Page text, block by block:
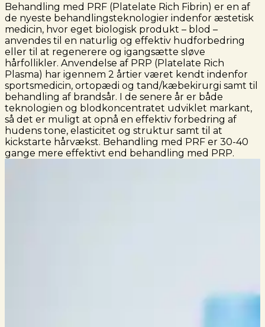
Behandling med PRF (Platelate Rich Fibrin) er en af
de nyeste behandlingsteknologier indenfor æstetisk
medicin, hvor eget biologisk produkt – blod –
anvendes til en naturlig og effektiv hudforbedring
eller til at regenerere og igangsætte sløve
hårfollikler. Anvendelse af PRP (Platelate Rich
Plasma) har igennem 2 årtier været kendt indenfor
sportsmedicin, ortopædi og tand/kæbekirurgi samt til
behandling af brandsår. I de senere år er både
teknologien og blodkoncentratet udviklet markant,
så det er muligt at opnå en effektiv forbedring af
hudens tone, elasticitet og struktur samt til at
kickstarte hårvækst. Behandling med PRF er 30-40
gange mere effektivt end behandling med PRP.